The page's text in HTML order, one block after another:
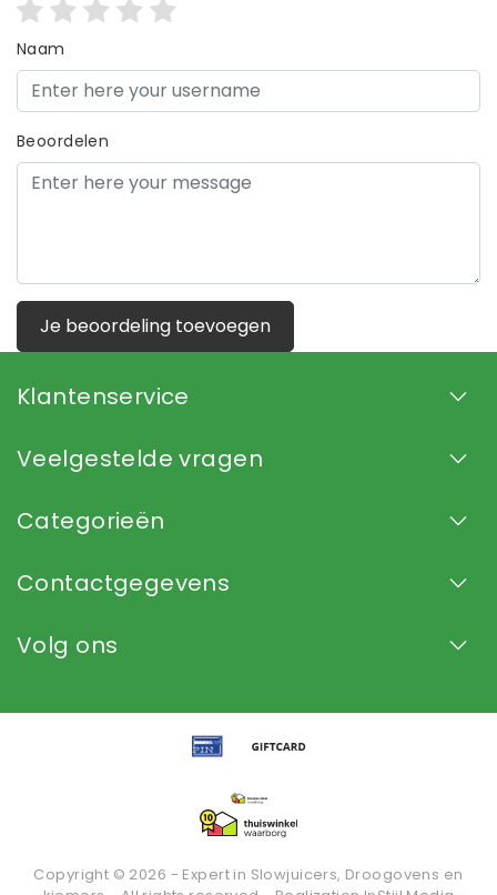
Naam
Beoordelen
Je beoordeling toevoegen
Klantenservice
Veelgestelde vragen
Categorieën
Contactgegevens
Volg ons
Copyright © 2026 - Expert in Slowjuicers, Droogovens en